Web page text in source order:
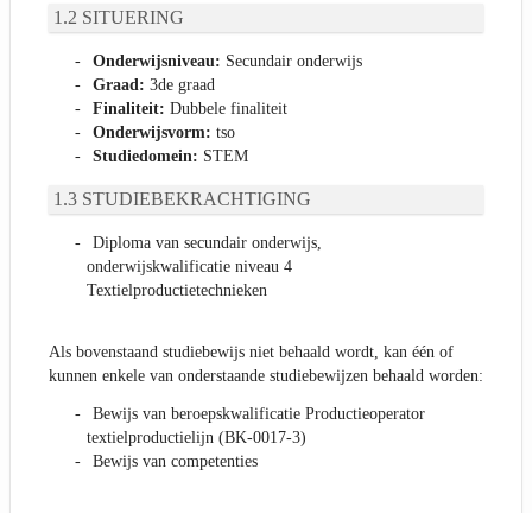
SITUERING
Onderwijsniveau: Secundair onderwijs
Graad: 3de graad
Finaliteit: Dubbele finaliteit
Onderwijsvorm: tso
Studiedomein: STEM
STUDIEBEKRACHTIGING
Diploma van secundair onderwijs,
onderwijskwalificatie niveau 4
Textielproductietechnieken
Als bovenstaand studiebewijs niet behaald wordt, kan één of
kunnen enkele van onderstaande studiebewijzen behaald worden:
Bewijs van beroepskwalificatie Productieoperator
textielproductielijn (BK-0017-3)
Bewijs van competenties